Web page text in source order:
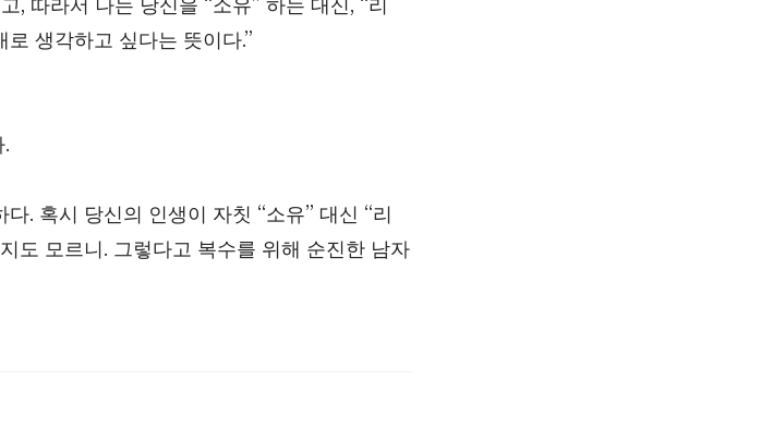
, 따라서 나는 당신을 “소유” 하는 대신, “리
생각하고 싶다는 뜻이다.”
. 혹시 당신의 인생이 자칫 “소유” 대신 “리
도 모르니. 그렇다고 복수를 위해 순진한 남자